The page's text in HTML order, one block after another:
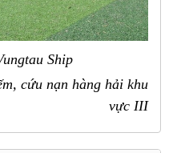
Ship
cứu nạn hàng hải khu
vực III